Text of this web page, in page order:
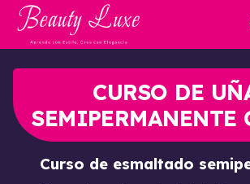
CURSO DE
SEMIPERMANENTE
Curso de esmaltado